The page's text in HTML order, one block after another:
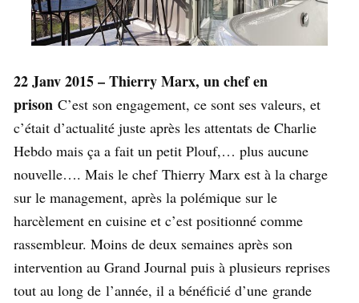
22 Janv 2015 – Thierry Marx, un chef en
prison C’est son engagement, ce sont ses valeurs, et
c’était d’actualité juste après les attentats de Charlie
Hebdo mais ça a fait un petit Plouf,… plus aucune
nouvelle…. Mais le chef Thierry Marx est à la charge
sur le management, après la polémique sur le
harcèlement en cuisine et c’est positionné comme
rassembleur. Moins de deux semaines après son
intervention au Grand Journal puis à plusieurs reprises
tout au long de l’année, il a bénéficié d’une grande